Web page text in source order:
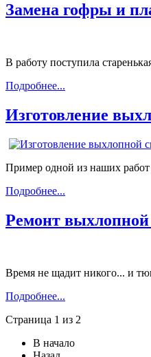
Замена гофры и
В работу поступила
Подробнее...
Изготовление
Пример одной из наших
Подробнее...
Ремонт выхлопной
Время не щадит никого... и
Подробнее...
Страница 1 из 2
В начало